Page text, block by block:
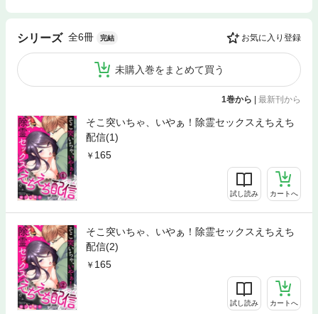
シリーズ 全6冊 完結 お気に入り登録
未購入巻をまとめて買う
1巻から | 最新刊から
そこ突いちゃ、いやぁ！除霊セックスえちえち
配信(1)
165
試し読み カートへ
そこ突いちゃ、いやぁ！除霊セックスえちえち
配信(2)
165
試し読み カートへ